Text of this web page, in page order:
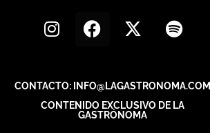
CONTACTO: INFO@LAGASTRONOMA.COM
CONTENIDO EXCLUSIVO DE LA
GASTRÓNOMA